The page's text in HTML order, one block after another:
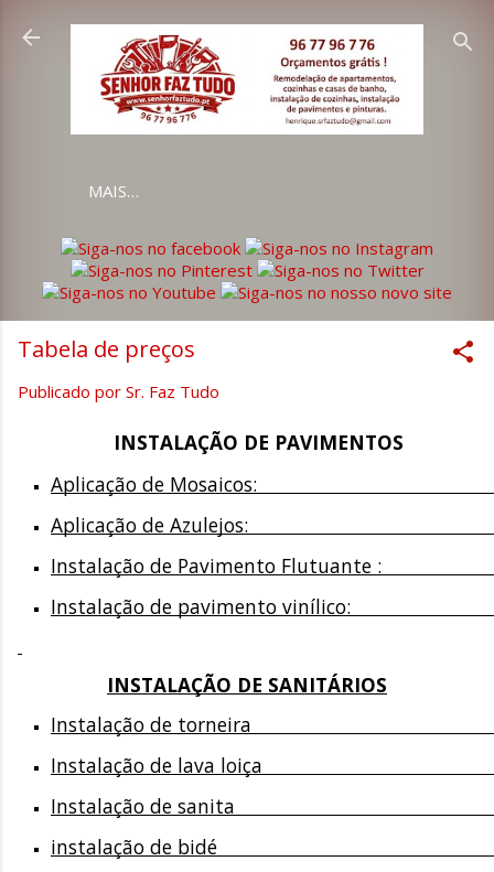
Avançar para o
MAIS…
Tabela de preços
Publicado por Sr. Faz Tudo
INSTALAÇÃO DE PAVIMENTOS
Aplicação de Mosaicos:
Aplicação de Azulejos:
Instalação de Pavimento Flutuante :
Instalação de pavimento vinílico:
INSTALAÇÃO DE SANITÁRIOS
Instalação de torneira
Instalação de lava loiça
Instalação de sanita
instalação de bidé